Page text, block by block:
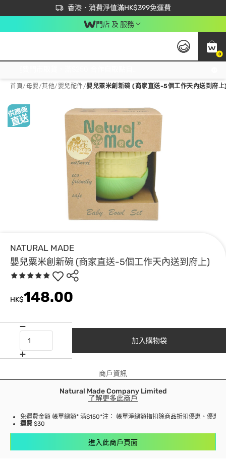
香港．消費淨值滿HK$399免運費
立即成為易賞錢會員盡享獨家優惠
首次APP下單買滿$450 輸入 NEWAPP 即減$50
門店 及 服務
0
首頁/母嬰/其他/嬰兒配件/嬰兒粟米創新碗 (商家直送-5個工作天內送到府
NATURAL MADE
嬰兒粟米創新碗 (商家直送-5個工作天內送到府上)
HK$148.00
加入購物袋
商戶資訊
Natural Made Company Limited
了解更多此商戶
免運費金額 帳單總額* 滿$150*注： 帳單淨總額指扣除商品折扣優惠、優惠
運費 $30
進入此商戶頁面